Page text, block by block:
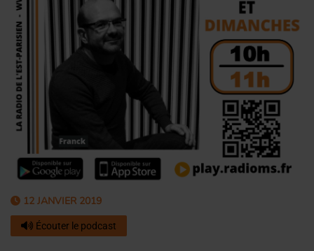
12 JANVIER 2019
Écouter le podcast